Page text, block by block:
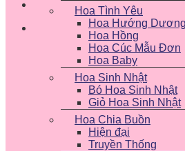
Hoa Tình Yêu
Hoa Hướng Dương
Hoa Hồng
Hoa Cúc Mẫu Đơn
Hoa Baby
Hoa Sinh Nhật
Bó Hoa Sinh Nhật
Giỏ Hoa Sinh Nhật
Hoa Chia Buồn
Hiện đại
Truyền Thống